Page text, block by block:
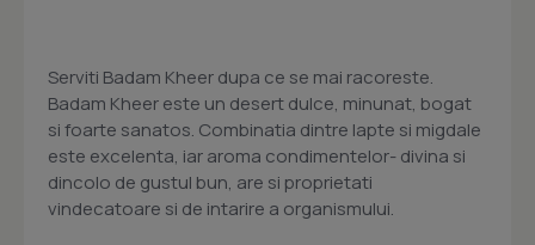
Serviti Badam Kheer dupa ce se mai racoreste.
Badam Kheer este un desert dulce, minunat, bogat
si foarte sanatos. Combinatia dintre lapte si migdale
este excelenta, iar aroma condimentelor- divina si
dincolo de gustul bun, are si proprietati
vindecatoare si de intarire a organismului.